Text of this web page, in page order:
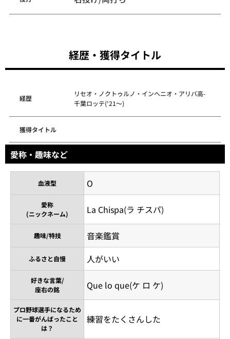
経歴・獲得タイトル
経歴
リセオ・ノクトゥルノ・インヘニオ・アリバ高-
千葉ロッテ('21～)
獲得タイトル
愛称・趣味など
血液型 O
愛称
(ニックネーム)
La Chispa(ラ チスパ)
趣味/特技 音楽鑑賞
ふるさと自慢 人がいい
好きな言葉/
座右の銘
Que lo que(ケ ロ ケ)
プロ野球選手になるため
に一番がんばったこと
は？
練習をたくさんした